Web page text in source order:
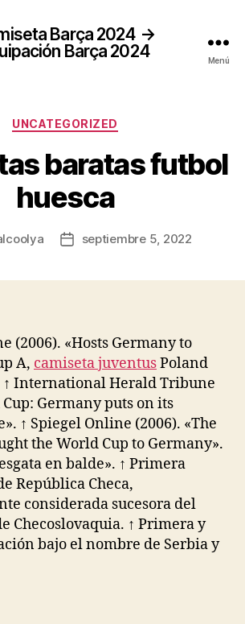
Barça 2024 →
Barça 2024
Menú
Categorías
UNCATEGORIZED
baratas futbol
huesca
Fechaseptiembre 5, 2022
(2006). «Hosts Germany to
A, camiseta juventusPoland
International Herald Tribune
Germany puts on its
↑ Spiegel Online (2006). «The
the World Cup to Germany».
en balde». ↑ Primera
República Checa,
considerada sucesora del
Checoslovaquia. ↑ Primera y
bajo el nombre de Serbia y